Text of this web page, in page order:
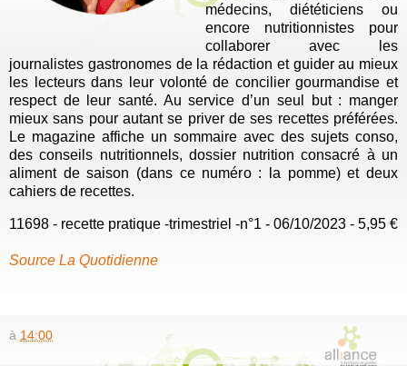
médecins, diététiciens ou
encore nutritionnistes pour
collaborer avec les
journalistes gastronomes de la rédaction et guider au mieux
les lecteurs dans leur volonté de concilier gourmandise et
respect de leur santé. Au service d’un seul but : manger
mieux sans pour autant se priver de ses recettes préférées.
Le magazine affiche un sommaire avec des sujets conso,
des conseils nutritionnels, dossier nutrition consacré à un
aliment de saison (dans ce numéro : la pomme) et deux
cahiers de recettes.
11698 - recette pratique -trimestriel -n°1 - 06/10/2023 - 5,95 €
Source La Quotidienne
à 14:00